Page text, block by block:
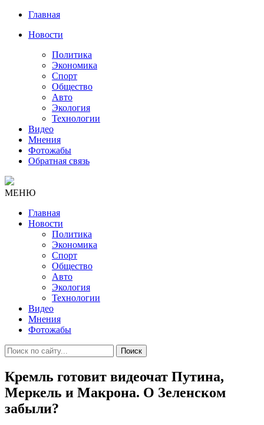
Главная
Новости
Политика
Экономика
Спорт
Общество
Авто
Экология
Технологии
Видео
Мнения
Фотожабы
Обратная связь
МЕНЮ
Главная
Новости
Политика
Экономика
Спорт
Общество
Авто
Экология
Технологии
Видео
Мнения
Фотожабы
Поиск
Кремль готовит видеочат Путина,
Меркель и Макрона. О Зеленском
забыли?